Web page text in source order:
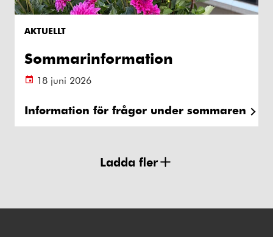
AKTUELLT
Sommarinformation
18 juni 2026
Information för frågor under sommaren
Ladda fler